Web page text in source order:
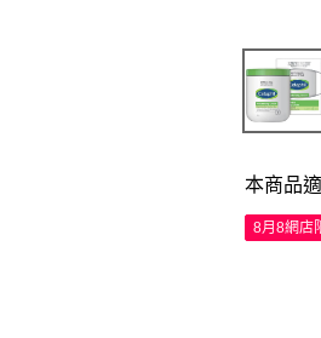
本商品
8月8網店